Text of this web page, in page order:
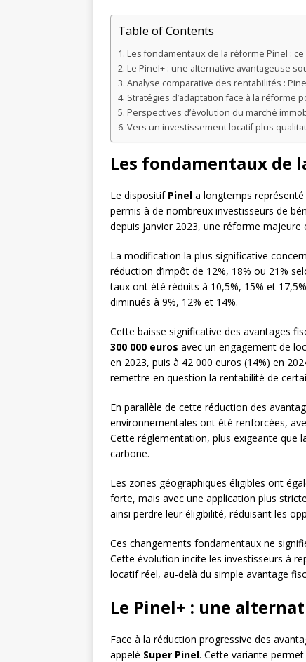
Table of Contents
Les fondamentaux de la réforme Pinel :
Le Pinel+ : une alternative avantageuse
Analyse comparative des rentabilités :
Stratégies d’adaptation face à la réforme
Perspectives d’évolution du marché
Vers un investissement locatif plus
Les fondamentaux de
Le dispositif Pinel a longtemps
permis à de nombreux investisseurs de
depuis janvier 2023, une réforme majeure
La modification la plus significative
réduction d’impôt de 12%, 18% ou 21%
taux ont été réduits à 10,5%, 15% et
diminués à 9%, 12% et 14%.
Cette baisse significative des avantages
300 000 euros avec un engagement de
en 2023, puis à 42 000 euros (14%) en
remettre en question la rentabilité de
En parallèle de cette réduction des
environnementales ont été renforcées,
Cette réglementation, plus exigeante que
carbone.
Les zones géographiques éligibles ont
forte, mais avec une application plus
ainsi perdre leur éligibilité, réduisant les
Ces changements fondamentaux ne
Cette évolution incite les investisseurs à
locatif réel, au-delà du simple avantage
Le Pinel+ : une
Face à la réduction progressive des
appelé Super Pinel. Cette variante